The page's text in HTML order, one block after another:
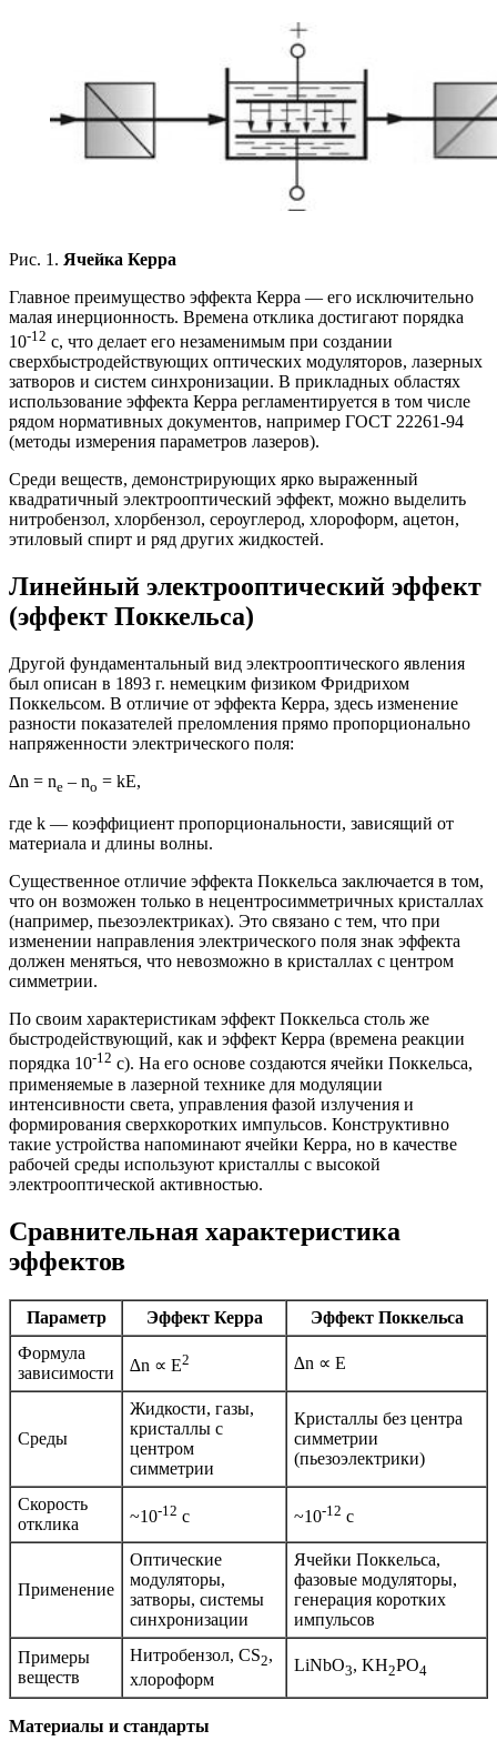
Рис. 1. Ячейка Керра
Главное преимущество эффекта Керра — его исключительно
малая инерционность. Времена отклика достигают порядка
10-12 с, что делает его незаменимым при создании
сверхбыстродействующих оптических модуляторов, лазерных
затворов и систем синхронизации. В прикладных областях
использование эффекта Керра регламентируется в том числе
рядом нормативных документов, например ГОСТ 22261-94
(методы измерения параметров лазеров).
Среди веществ, демонстрирующих ярко выраженный
квадратичный электрооптический эффект, можно выделить
нитробензол, хлорбензол, сероуглерод, хлороформ, ацетон,
этиловый спирт и ряд других жидкостей.
Линейный электрооптический эффект
(эффект Поккельса)
Другой фундаментальный вид электрооптического явления
был описан в 1893 г. немецким физиком Фридрихом
Поккельсом. В отличие от эффекта Керра, здесь изменение
разности показателей преломления прямо пропорционально
напряженности электрического поля:
∆n = ne – no = kЕ,
где k — коэффициент пропорциональности, зависящий от
материала и длины волны.
Существенное отличие эффекта Поккельса заключается в том,
что он возможен только в нецентросимметричных кристаллах
(например, пьезоэлектриках). Это связано с тем, что при
изменении направления электрического поля знак эффекта
должен меняться, что невозможно в кристаллах с центром
симметрии.
По своим характеристикам эффект Поккельса столь же
быстродействующий, как и эффект Керра (времена реакции
порядка 10-12 с). На его основе создаются ячейки Поккельса,
применяемые в лазерной технике для модуляции
интенсивности света, управления фазой излучения и
формирования сверхкоротких импульсов. Конструктивно
такие устройства напоминают ячейки Керра, но в качестве
рабочей среды используют кристаллы с высокой
электрооптической активностью.
Сравнительная характеристика
эффектов
Параметр Эффект Керра
Эффект Поккельса
Формула
зависимости
∆n ∝ Е2 ∆n ∝ Е
Среды
Жидкости, газы,
кристаллы с
центром
симметрии
Кристаллы без центра
симметрии
(пьезоэлектрики)
Скорость
отклика
~10-12 с ~10-12 с
Применение
Оптические
модуляторы,
затворы, системы
синхронизации
Ячейки Поккельса,
фазовые модуляторы,
генерация коротких
импульсов
Примеры
веществ
Нитробензол, CS2,
хлороформ
LiNbO3, KH2PO4
Материалы и стандарты